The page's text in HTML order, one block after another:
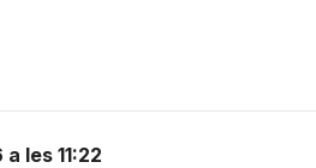
les 11:22